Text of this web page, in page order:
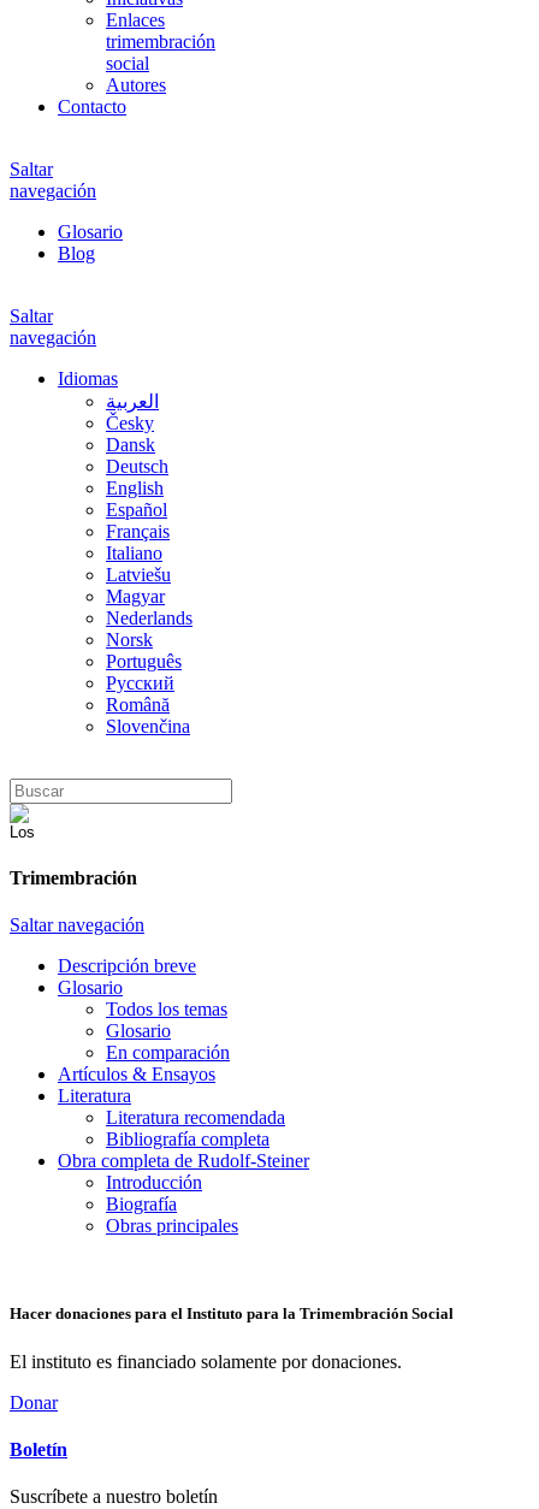
Enlaces
trimembración
social
Autores
Contacto
Saltar
navegación
Glosario
Blog
Saltar
navegación
Idiomas
العربية
Česky
Dansk
Deutsch
English
Español
Français
Italiano
Latviešu
Magyar
Nederlands
Norsk
Português
Русский
Română
Slovenčina
Trimembración
Saltar navegación
Descripción breve
Glosario
Todos los temas
Glosario
En comparación
Artículos & Ensayos
Literatura
Literatura recomendada
Bibliografía completa
Obra completa de Rudolf-Steiner
Introducción
Biografía
Obras principales
Hacer donaciones para el Instituto para la Trimembración Social
El instituto es financiado solamente por donaciones.
Donar
Boletín
Suscríbete a nuestro boletín